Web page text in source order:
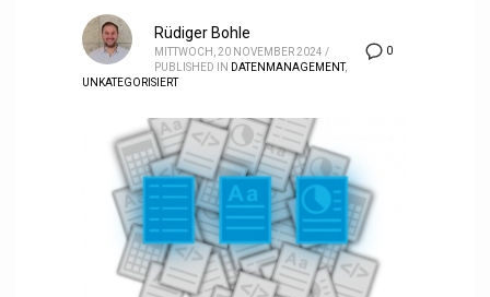
0
Rüdiger Bohle
MITTWOCH, 20 NOVEMBER 2024 /
PUBLISHED IN DATENMANAGEMENT,
UNKATEGORISIERT